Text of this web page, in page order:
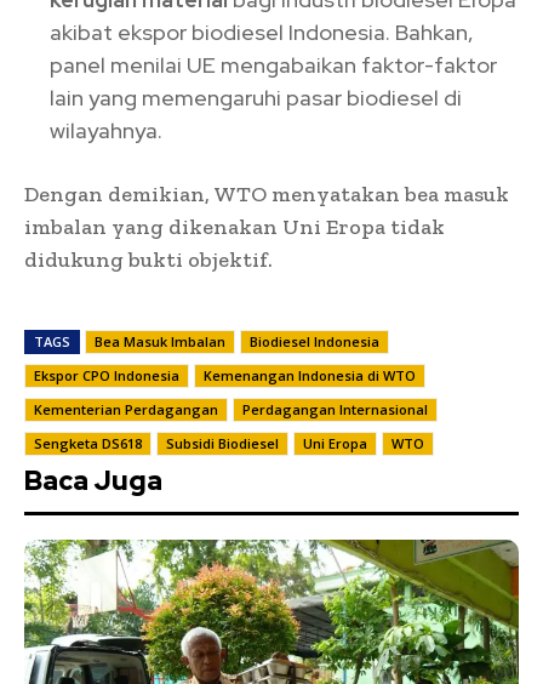
akibat ekspor biodiesel Indonesia. Bahkan,
panel menilai UE mengabaikan faktor-faktor
lain yang memengaruhi pasar biodiesel di
wilayahnya.
Dengan demikian, WTO menyatakan bea masuk
imbalan yang dikenakan Uni Eropa tidak
didukung bukti objektif.
TAGS Bea Masuk Imbalan
Biodiesel Indonesia
Ekspor CPO Indonesia
Kemenangan Indonesia di WTO
Kementerian Perdagangan
Perdagangan Internasional
Sengketa DS618
Subsidi Biodiesel Uni Eropa WTO
Baca Juga